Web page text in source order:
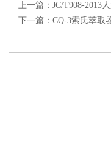
上一篇： JC/T908-2013
下一篇： CQ-3索氏萃取